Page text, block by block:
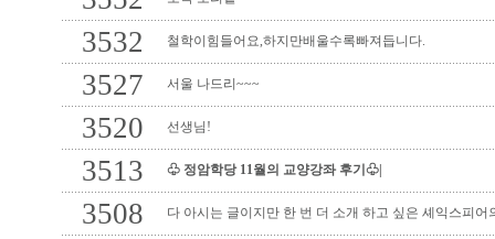
3532 철학이힘들어요,하지만배울수록빠져듭니다.
3527 서울 나드리~~~
3520 선생님!
3513 ♧ 정암학당 11월의 교양강좌 후기♧|
3508 다 아시는 글이지만 한 번 더 소개 하고 싶은 셰익스피어